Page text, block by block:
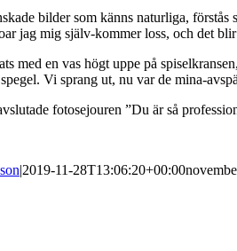
bilder som känns naturliga,
jag mig själv-kommer loss, och det
med en vas högt uppe på
Vi sprang ut, nu var de mina-
fotosejouren ”Du är så
|2019-11-28T13:06:20+00:00